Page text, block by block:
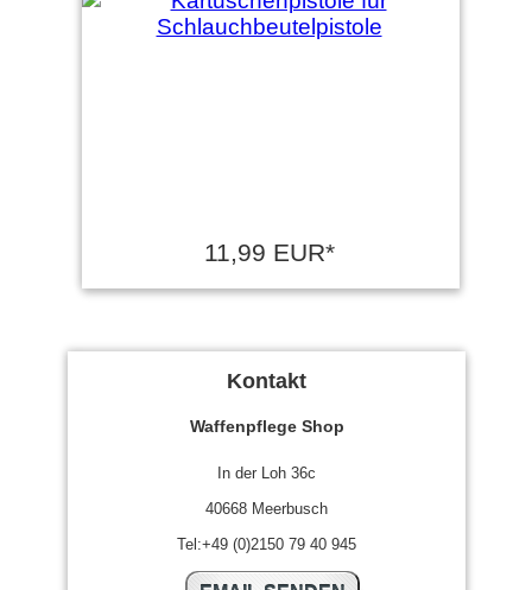
11,99 EUR*
Kontakt
Waffenpflege Shop
In der Loh 36c
40668 Meerbusch
Tel:+49 (0)2150 79 40 945